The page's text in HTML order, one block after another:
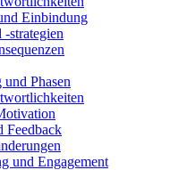
Einbindung
strategien
Phasen
Feedback
und Engagement